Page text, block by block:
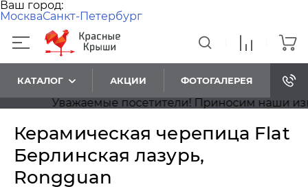
Ваш город:
МоскваСанкт-Петербург
КАТАЛОГ АКЦИИ ФОТОГАЛЕРЕЯ
Уважаемые посетители! Приносим наши
Керамическая черепица Flat
Берлинская лазурь,
Rongguan